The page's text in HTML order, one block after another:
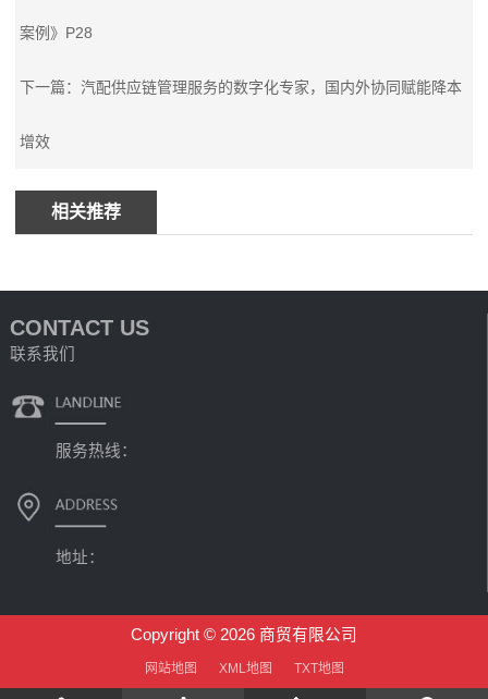
案例》P28
下一篇：汽配供应链管理服务的数字化专家，国内外协同赋能降本
增效
相关推荐
CONTACT US
联系我们
服务热线：
地址：
Copyright © 2026 商贸有限公司
网站地图 XML地图 TXT地图